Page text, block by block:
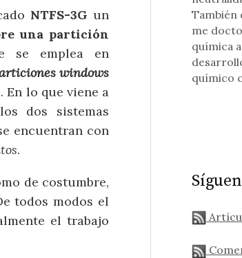
NTFS-3G un
una partición
se emplea en
windows
lo que viene a
dos sistemas
encuentran con
.
de costumbre,
todos modos el
el trabajo
También
me
química
químico